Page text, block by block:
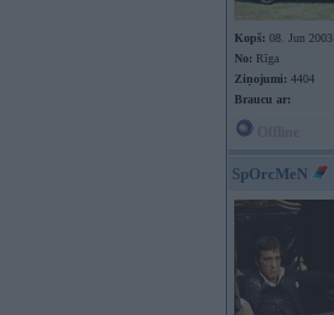
Kopš: 08. Jun 2003
No: Rīga
Ziņojumi: 4404
Braucu ar:
SpOrcMeN